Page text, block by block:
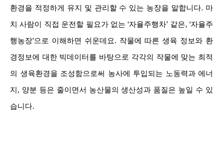
환경을 적정하게 유지 및 관리할 수 있는 농장을 말합니다. 마
치 사람이 직접 운전할 필요가 없는 ‘자율주행차’ 같은, ‘자율주
행농장’으로 이해하면 쉬운데요. 작물에 따른 생육 정보와 환
경정보에 대한 빅데이터를 바탕으로 각각의 작물에 맞는 최적
의 생육환경을 조성함으로써 농사에 투입되는 노동력과 에너
지, 양분 등은 줄이면서 농산물의 생산성과 품질은 높일 수 있
습니다.